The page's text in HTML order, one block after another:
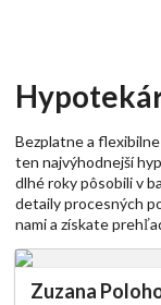
Bezplatne a
ten najvýhodnejší
dlhé roky pôsobili v
detaily procesných
nami a získate
Zuzana